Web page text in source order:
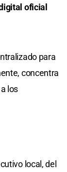
oficial
para
concentra
los
local, del